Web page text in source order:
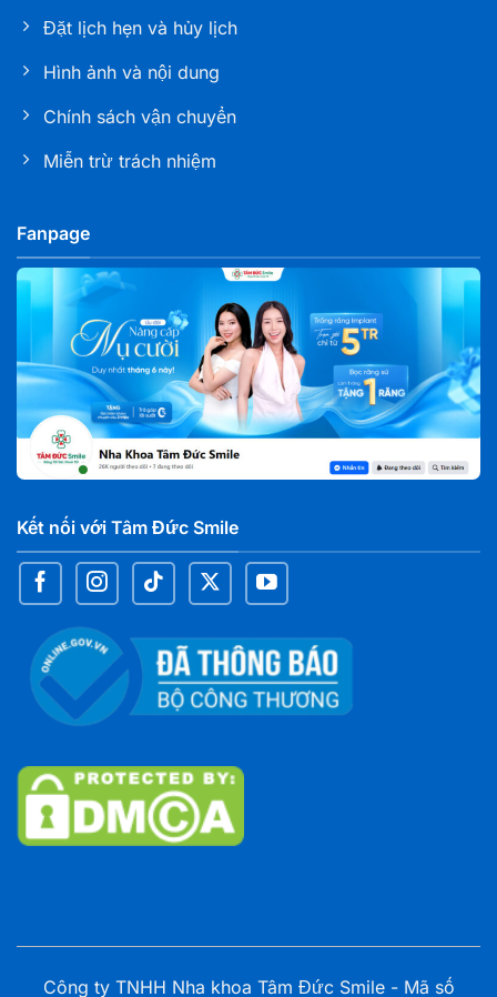
Đặt lịch hẹn và hủy lịch
Hình ảnh và nội dung
Chính sách vận chuyển
Miễn trừ trách nhiệm
Fanpage
Kết nối với Tâm Đức Smile
Công ty TNHH Nha khoa Tâm Đức Smile - Mã số